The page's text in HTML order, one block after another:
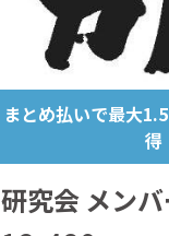
まとめ払いで最大
得
研究会 メン